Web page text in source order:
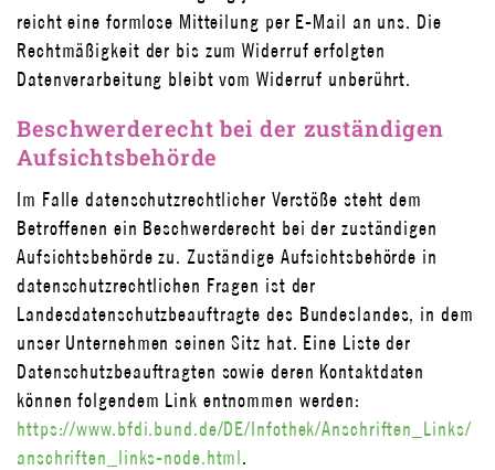
reicht eine formlose Mitteilung per E-Mail an uns. Die
Rechtmäßigkeit der bis zum Widerruf erfolgten
Datenverarbeitung bleibt vom Widerruf unberührt.
Beschwerderecht bei der zuständigen
Aufsichtsbehörde
Im Falle datenschutzrechtlicher Verstöße steht dem
Betroffenen ein Beschwerderecht bei der zuständigen
Aufsichtsbehörde zu. Zuständige Aufsichtsbehörde in
datenschutzrechtlichen Fragen ist der
Landesdatenschutzbeauftragte des Bundeslandes, in dem
unser Unternehmen seinen Sitz hat. Eine Liste der
Datenschutzbeauftragten sowie deren Kontaktdaten
können folgendem Link entnommen werden:
https://www.bfdi.bund.de/DE/Infothek/Anschriften_Links/
anschriften_links-node.html.